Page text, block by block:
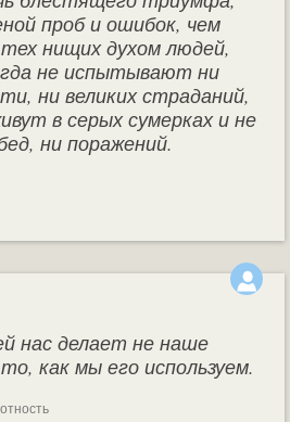
проб и ошибок, чем
нищих духом людей,
не испытывают ни
ни великих страданий,
в серых сумерках и не
ни поражений.
нас делает не наше
как мы его используем.